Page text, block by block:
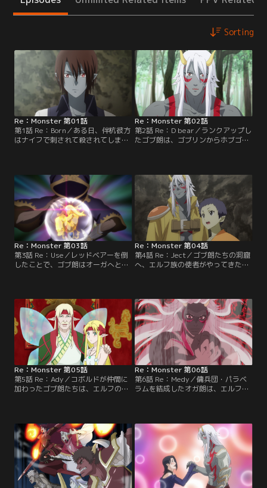
Sorting
Re：Monster 第01話
第1話 Re：Born／ある日、伴杭彼方
はナイフで刺されて殺されてしま
まれた赤ん坊の中でも体格の良いゴ
ブ吉と一緒に狩りを開始。分担しな
がら獲物を仕留めていく。そんな
中、ゴブ朗の脳内にはとあるメッセ
ージが流れ……。【提供：バンダイ
チャンネル】
Re：Monster 第02話
第2話 Re：D bear／ランクアップし
たゴブ朗は、ゴブリンからホブゴブ
ていた親世代のゴブリンたちが洞窟
へと戻ってきた。彼らは繁殖用に人
間の女を捕えてきたが、ゴブ朗にと
ってそれは受け入れがたい行為だっ
た。【提供：バンダイチャンネル】
Re：Monster 第03話
第3話 Re：Use／レッドベアーを倒
したことで、ゴブ朗はオーガへと進
を寄せ始める。一方、精霊石の採取
を任されたゴブ江は、全身血まみれ
になったカーバンクルのリターナを
洞窟に連れ帰ってきた。彼女は額に
ある赤い宝石を狙った人間によって
襲われていたとして…。【提供：バ
ンダイチャンネル】
Re：Monster 第04話
第4話 Re：Ject／ゴブ朗たちの洞窟
へ、エルフ族の使者がやってきた。
ちにとっては何も旨味がない。一度
は追い返すものの、数日後にはまた
エルフ族がやってくるのだった。そ
して、遂にゴブ吉もレベルを上げて
オーガへと進化。それに触発された
のか…。【提供：バンダイチャンネ
ル】
Re：Monster 第05話
第5話 Re：Ady／コボルドが仲間に
加わったゴブ朗たちは、エルフの巫
ことに。帰宅した翌日、ゴブ美たち
数名が新たな種へと進化を果たす。
そしてゴブ爺は、ゴブ朗にはオガ
朗、ゴブ吉にはオガ吉と、みんなへ
新たな名前を付けるのだった。【提
供：バンダイチャンネル】
Re：Monster 第06話
第6話 Re：Medy／傭兵団・パラベ
ラムを結成したオガ朗は、エルフ族
た四人を生け捕りにするだけでな
く、兵士たちを完膚なきまでに倒す
のだった。捕らえた女騎士や女剣士
たちに隷属化の効果を施し、嘘や隠
しごとも出来ない状態にした中…。
【提供：バンダイチャンネル】